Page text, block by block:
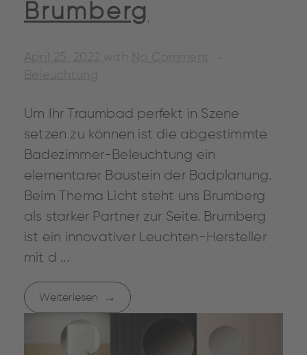
Brumberg
April 25, 2022 with No Comment
Beleuchtung
Um Ihr Traumbad perfekt in Szene
setzen zu können ist die abgestimmte
Badezimmer-Beleuchtung ein
elementarer Baustein der Badplanung.
Beim Thema Licht steht uns Brumberg
als starker Partner zur Seite. Brumberg
ist ein innovativer Leuchten-Hersteller
mit d ...
Weiterlesen